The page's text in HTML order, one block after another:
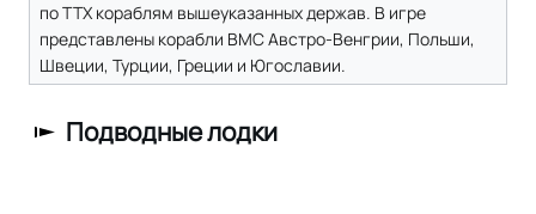
по ТТХ кораблям вышеуказанных держав. В игре
представлены корабли ВМС Австро-Венгрии, Польши,
Швеции, Турции, Греции и Югославии.
Подводные лодки